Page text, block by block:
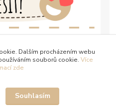
Dalším procházením webu
souborů cookie. Více
zde
Souhlasím